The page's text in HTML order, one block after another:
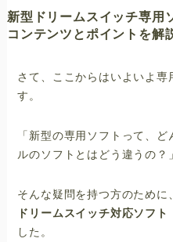
新型ドリームスイッチ専用
コンテンツとポイントを解
さて、ここからはいよいよ専
す。
「新型の専用ソフトって、
ルのソフトとはどう違うの？
そんな疑問を持つ方のために
ドリームスイッチ対応ソフ
した。